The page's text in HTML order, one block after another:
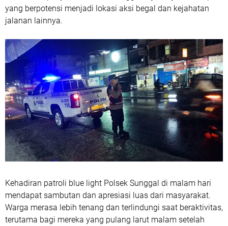
yang berpotensi menjadi lokasi aksi begal dan kejahatan
jalanan lainnya.
‎Kehadiran patroli blue light Polsek Sunggal di malam hari
mendapat sambutan dan apresiasi luas dari masyarakat.
Warga merasa lebih tenang dan terlindungi saat beraktivitas,
terutama bagi mereka yang pulang larut malam setelah